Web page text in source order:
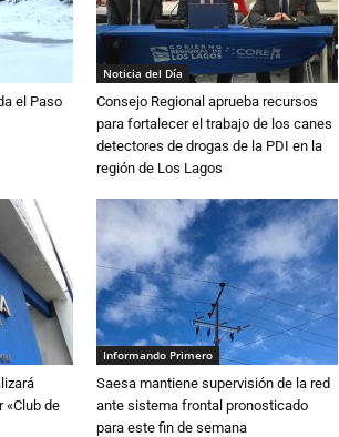
el Paso
Noticia del Día
Consejo Regional aprueba recursos
para fortalecer el trabajo de los canes
detectores de drogas de la PDI en la
región de Los Lagos
«Club de
Informando Primero
Saesa mantiene supervisión de la red
ante sistema frontal pronosticado
para este fin de semana